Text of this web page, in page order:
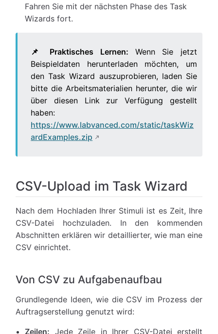
Fahren Sie mit der nächsten Phase des Task
Wizards fort.
📌 Praktisches Lernen: Wenn Sie jetzt
Beispieldaten herunterladen möchten, um
den Task Wizard auszuprobieren, laden Sie
bitte die Arbeitsmaterialien herunter, die wir
über diesen Link zur Verfügung gestellt
haben:
https://www.labvanced.com/static/taskWiz
ardExamples.zip
CSV-Upload im Task Wizard
Nach dem Hochladen Ihrer Stimuli ist es Zeit, Ihre
CSV-Datei hochzuladen. In den kommenden
Abschnitten erklären wir detaillierter, wie man eine
CSV einrichtet.
Von CSV zu Aufgabenaufbau
Grundlegende Ideen, wie die CSV im Prozess der
Auftragserstellung genutzt wird:
Zeilen: Jede Zeile in Ihrer CSV-Datei erstellt